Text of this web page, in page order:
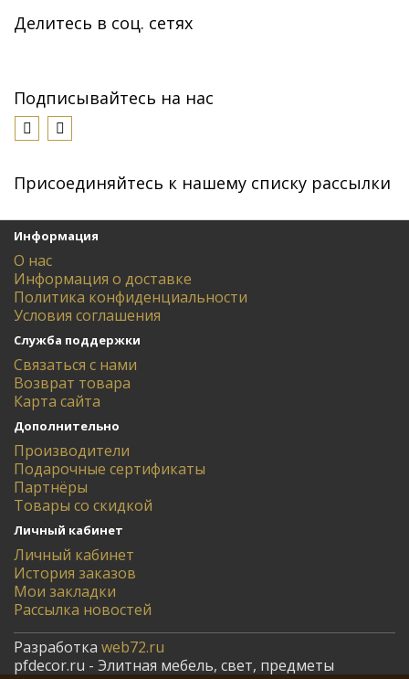
Делитесь в соц. сетях
Подписывайтесь на нас
Присоединяйтесь к нашему списку рассылки
Информация
О нас
Информация о доставке
Политика конфиденциальности
Условия соглашения
Служба поддержки
Связаться с нами
Возврат товара
Карта сайта
Дополнительно
Производители
Подарочные сертификаты
Партнёры
Товары со скидкой
Личный кабинет
Личный кабинет
История заказов
Мои закладки
Рассылка новостей
Разработка web72.ru
pfdecor.ru - Элитная мебель, свет, предметы